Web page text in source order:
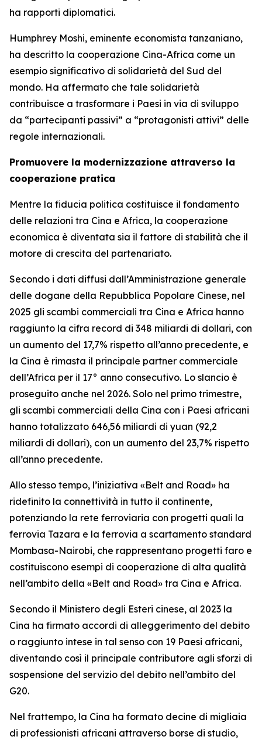
ha rapporti diplomatici.
Humphrey Moshi, eminente economista tanzaniano,
ha descritto la cooperazione Cina-Africa come un
esempio significativo di solidarietà del Sud del
mondo. Ha affermato che tale solidarietà
contribuisce a trasformare i Paesi in via di sviluppo
da “partecipanti passivi” a “protagonisti attivi” delle
regole internazionali.
Promuovere la modernizzazione attraverso la
cooperazione pratica
Mentre la fiducia politica costituisce il fondamento
delle relazioni tra Cina e Africa, la cooperazione
economica è diventata sia il fattore di stabilità che il
motore di crescita del partenariato.
Secondo i dati diffusi dall’Amministrazione generale
delle dogane della Repubblica Popolare Cinese, nel
2025 gli scambi commerciali tra Cina e Africa hanno
raggiunto la cifra record di 348 miliardi di dollari, con
un aumento del 17,7% rispetto all’anno precedente, e
la Cina è rimasta il principale partner commerciale
dell’Africa per il 17° anno consecutivo. Lo slancio è
proseguito anche nel 2026. Solo nel primo trimestre,
gli scambi commerciali della Cina con i Paesi africani
hanno totalizzato 646,56 miliardi di yuan (92,2
miliardi di dollari), con un aumento del 23,7% rispetto
all’anno precedente.
Allo stesso tempo, l’iniziativa «Belt and Road» ha
ridefinito la connettività in tutto il continente,
potenziando la rete ferroviaria con progetti quali la
ferrovia Tazara e la ferrovia a scartamento standard
Mombasa-Nairobi, che rappresentano progetti faro e
costituiscono esempi di cooperazione di alta qualità
nell’ambito della «Belt and Road» tra Cina e Africa.
Secondo il Ministero degli Esteri cinese, al 2023 la
Cina ha firmato accordi di alleggerimento del debito
o raggiunto intese in tal senso con 19 Paesi africani,
diventando così il principale contributore agli sforzi di
sospensione del servizio del debito nell’ambito del
G20.
Nel frattempo, la Cina ha formato decine di migliaia
di professionisti africani attraverso borse di studio,